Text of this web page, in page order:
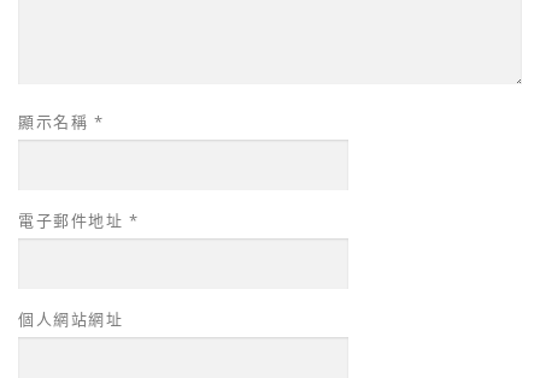
顯示名稱 *
電子郵件地址 *
個人網站網址